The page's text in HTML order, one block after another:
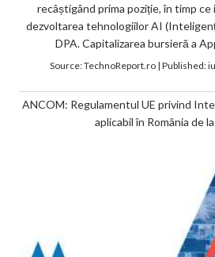
recâștigând prima poziție, în timp
dezvoltarea tehnologiilor AI
DPA. Capitalizarea bursieră a
Source:TechnoReport.ro| Published:
ANCOM: Regulamentul UE privind
aplicabil în România de